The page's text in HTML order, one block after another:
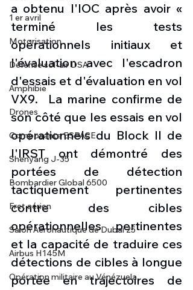
1 er avril
Motorisation
Défense sol-air DSA
Amphibie
Drones
Composante ESPACE
Shenyang J-35
Bombardier Global 6500
Fret aérien
Salon Aéronautique de Dubaï 25
Airbus H145M
Opération militaire au Vénézuela
a obtenu l'IOC après avoir «
terminé les tests
opérationnels initiaux et
l'évaluation avec l'escadron
d'essais et d'évaluation en vol
VX9.  La marine confirme de
son côté que les essais en vol
opérationnels du Block II de
l'IRST ont démontré des
portées de détection
tactiquement pertinentes
contre des cibles
opérationnelles pertinentes
et la capacité de traduire ces
détections de cibles à longue
portée en trajectoires de